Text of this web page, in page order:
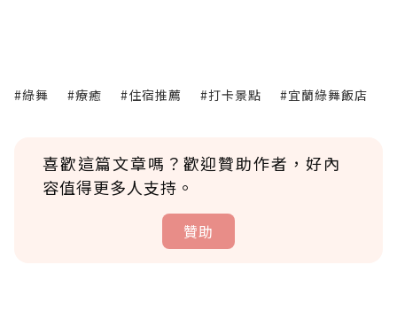
#綠舞 #療癒 #住宿推薦 #打卡景點 #宜蘭綠舞飯店
喜歡這篇文章嗎？歡迎贊助作者，好內
容值得更多人支持。
贊助